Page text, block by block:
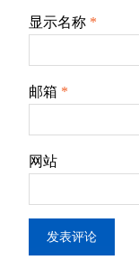
显示名称 *
邮箱 *
网站